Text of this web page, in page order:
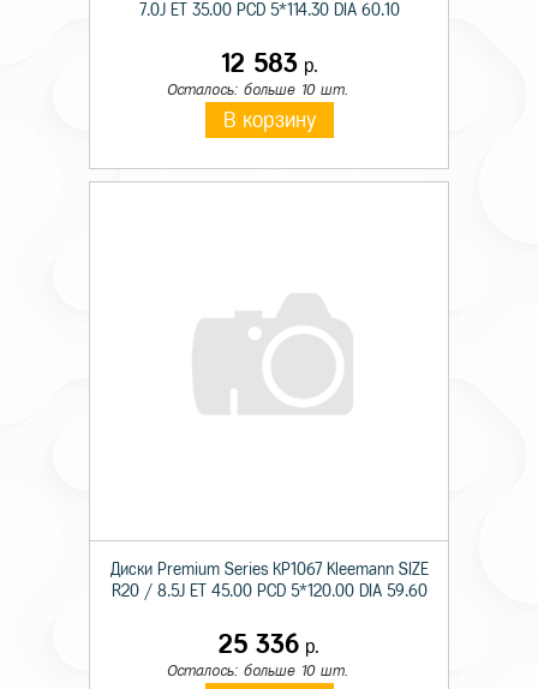
7.0J ET 35.00 PCD 5*114.30 DIA 60.10
12 583р.
Осталось: больше 10 шт.
В корзину
Диски Premium Series КР1067 Kleemann SIZE
R20 / 8.5J ET 45.00 PCD 5*120.00 DIA 59.60
25 336 р.
Осталось: больше 10 шт.